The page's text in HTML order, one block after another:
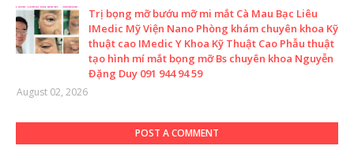
Trị bọng mỡ bướu mỡ mi mắt Cà Mau Bạc Liêu
IMedic Mỹ Viện Nano Phòng khám chuyên khoa Kỹ
thuật cao IMedic Y Khoa Kỹ Thuật Cao Phẫu thuật
tạo hình mí mắt bọng mỡ Bs chuyên khoa Nguyễn
Đặng Duy 091 944 94 59
August 02, 2026
POST A COMMENT